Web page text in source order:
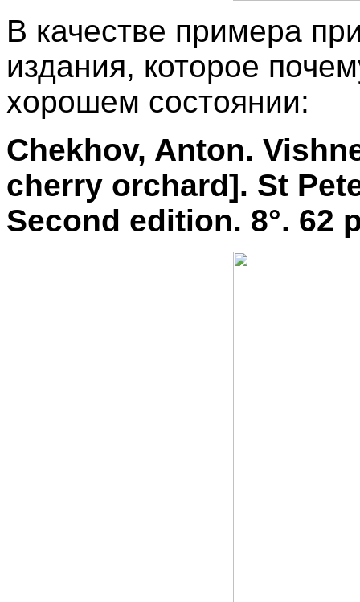
В качестве примера
издания, которое
хорошем состоянии:
Chekhov, Anton.
cherry orchard]. St
Second edition. 8°. 62